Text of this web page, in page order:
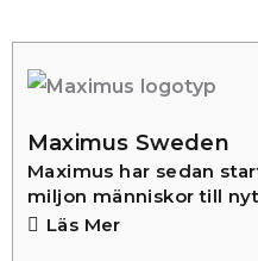
Maximus Sweden
Maximus har sedan
miljon människor till
Läs Mer